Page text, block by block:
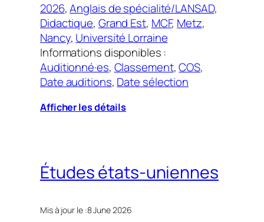
2026, Anglais de spécialité/LANSAD
Didactique, Grand Est, MCF, Metz
Nancy, Université Lorraine
Informations disponibles :
Auditionné·es, Classement, COS
Date auditions, Date sélection
Afficher les détails
Études états-uniennes
Mis à jour le :8 June 2026